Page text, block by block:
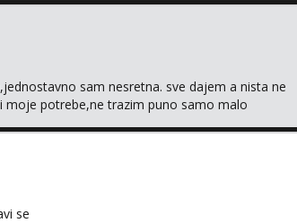
sam nesretna. sve dajem a nista ne
moje potrebe,ne trazim puno samo malo
se